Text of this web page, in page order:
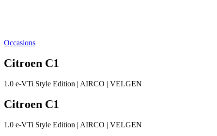
Occasions
Citroen C1
1.0 e-VTi Style Edition | AIRCO | VELGEN
Citroen C1
1.0 e-VTi Style Edition | AIRCO | VELGEN